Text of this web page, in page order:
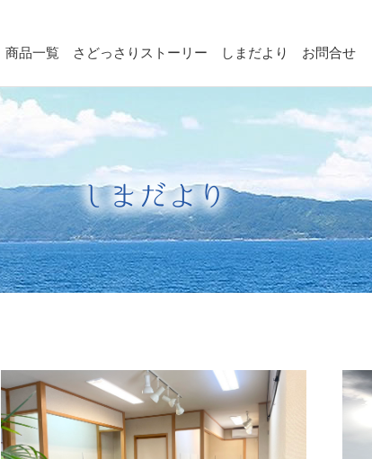
商品一覧 さどっさりストーリー しまだより お問合せ